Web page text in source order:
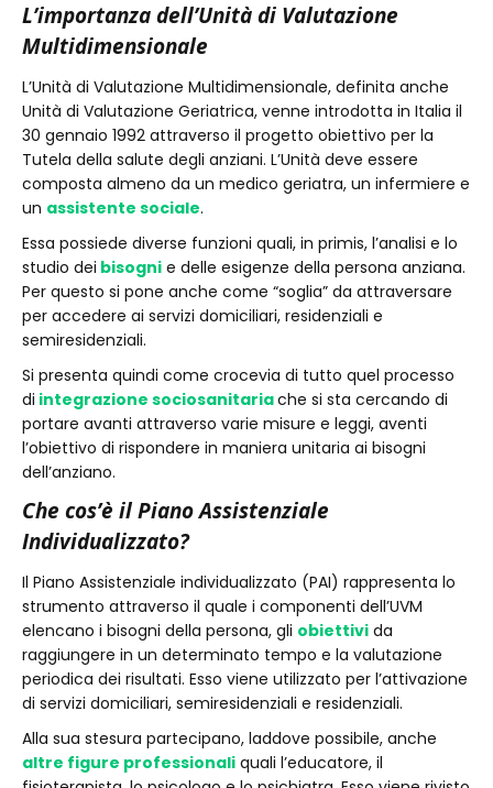
L’importanza dell’Unità di Valutazione
Multidimensionale
L’Unità di Valutazione Multidimensionale, definita anche
Unità di Valutazione Geriatrica, venne introdotta in Italia il
30 gennaio 1992 attraverso il progetto obiettivo per la
Tutela della salute degli anziani. L’Unità deve essere
composta almeno da un medico geriatra, un infermiere e
un assistente sociale.
Essa possiede diverse funzioni quali, in primis, l’analisi e lo
studio dei bisogni e delle esigenze della persona anziana.
Per questo si pone anche come “soglia” da attraversare
per accedere ai servizi domiciliari, residenziali e
semiresidenziali.
Si presenta quindi come crocevia di tutto quel processo
di integrazione sociosanitariache si sta cercando di
portare avanti attraverso varie misure e leggi, aventi
l’obiettivo di rispondere in maniera unitaria ai bisogni
dell’anziano.
Che cos’è il Piano Assistenziale
Individualizzato?
Il Piano Assistenziale individualizzato (PAI) rappresenta lo
strumento attraverso il quale i componenti dell’UVM
elencano i bisogni della persona, gli obiettivi da
raggiungere in un determinato tempo e la valutazione
periodica dei risultati. Esso viene utilizzato per l’attivazione
di servizi domiciliari, semiresidenziali e residenziali.
Alla sua stesura partecipano, laddove possibile, anche
altre figure professionali quali l’educatore, il